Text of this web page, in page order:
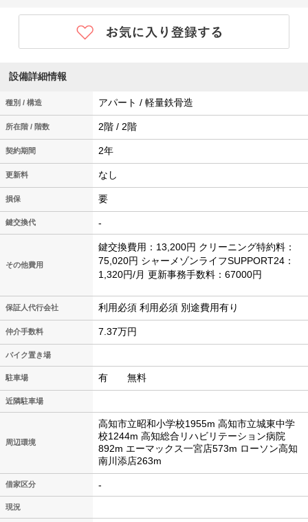
設備詳細情報
種別 / 構造 アパート / 軽量鉄骨造
所在階 / 階数 2階 / 2階
契約期間 2年
更新料 なし
損保 要
鍵交換代 -
その他費用
鍵交換費用：13,200円 クリーニング特約料：
75,020円 シャーメゾンライフSUPPORT24：
1,320円/月 更新事務手数料：67000円
保証人代行会社 利用必須 利用必須 別途費用有り
仲介手数料 7.37万円
バイク置き場
駐車場 有 無料
近隣駐車場
周辺環境
高知市立昭和小学校1955m 高知市立城東中学
校1244m 高知総合リハビリテーション病院
892m エーマックス一宮店573m ローソン高知
南川添店263m
借家区分 -
現況